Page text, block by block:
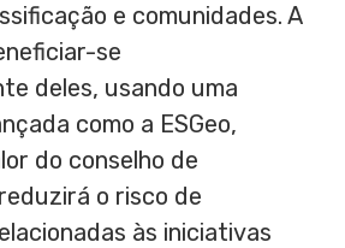
e comunidades. A
se
deles, usando uma
como a ESGeo,
do conselho de
o risco de
às iniciativas